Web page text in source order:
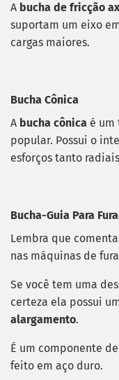
A bucha de fricção
suportam um eixo
cargas maiores.
Bucha Cônica
A bucha cônica é um
popular. Possui o
esforços tanto
Bucha-Guia Para
Lembra que
nas máquinas de
Se você tem uma
certeza ela possui
alargamento.
É um componente
feito em aço duro.